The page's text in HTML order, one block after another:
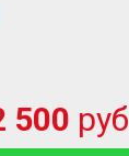
500 руб